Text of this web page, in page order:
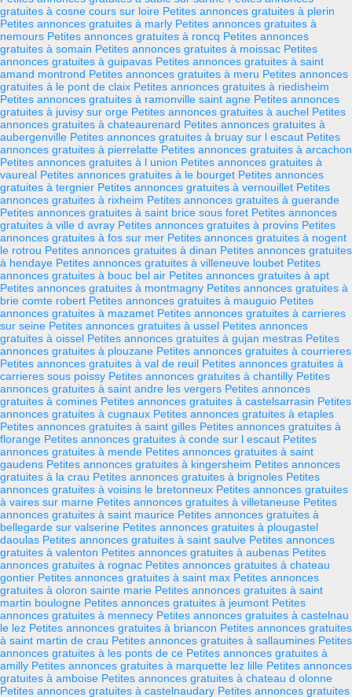
gratuites à cosne cours sur loire Petites annonces gratuites à plerin
Petites annonces gratuites à marly Petites annonces gratuites à
nemours Petites annonces gratuites à roncq Petites annonces
gratuites à somain Petites annonces gratuites à moissac Petites
annonces gratuites à guipavas Petites annonces gratuites à saint
amand montrond Petites annonces gratuites à meru Petites annonces
gratuites à le pont de claix Petites annonces gratuites à riedisheim
Petites annonces gratuites à ramonville saint agne Petites annonces
gratuites à juvisy sur orge Petites annonces gratuites à auchel Petites
annonces gratuites à chateaurenard Petites annonces gratuites à
aubergenville Petites annonces gratuites à bruay sur l escaut Petites
annonces gratuites à pierrelatte Petites annonces gratuites à arcachon
Petites annonces gratuites à l union Petites annonces gratuites à
vaureal Petites annonces gratuites à le bourget Petites annonces
gratuites à tergnier Petites annonces gratuites à vernouillet Petites
annonces gratuites à rixheim Petites annonces gratuites à guerande
Petites annonces gratuites à saint brice sous foret Petites annonces
gratuites à ville d avray Petites annonces gratuites à provins Petites
annonces gratuites à fos sur mer Petites annonces gratuites à nogent
le rotrou Petites annonces gratuites à dinan Petites annonces gratuites
à hendaye Petites annonces gratuites à villeneuve loubet Petites
annonces gratuites à bouc bel air Petites annonces gratuites à apt
Petites annonces gratuites à montmagny Petites annonces gratuites à
brie comte robert Petites annonces gratuites à mauguio Petites
annonces gratuites à mazamet Petites annonces gratuites à carrieres
sur seine Petites annonces gratuites à ussel Petites annonces
gratuites à oissel Petites annonces gratuites à gujan mestras Petites
annonces gratuites à plouzane Petites annonces gratuites à courrieres
Petites annonces gratuites à val de reuil Petites annonces gratuites à
carrieres sous poissy Petites annonces gratuites à chantilly Petites
annonces gratuites à saint andre les vergers Petites annonces
gratuites à comines Petites annonces gratuites à castelsarrasin Petites
annonces gratuites à cugnaux Petites annonces gratuites à etaples
Petites annonces gratuites à saint gilles Petites annonces gratuites à
florange Petites annonces gratuites à conde sur l escaut Petites
annonces gratuites à mende Petites annonces gratuites à saint
gaudens Petites annonces gratuites à kingersheim Petites annonces
gratuites à la crau Petites annonces gratuites à brignoles Petites
annonces gratuites à voisins le bretonneux Petites annonces gratuites
à vaires sur marne Petites annonces gratuites à villetaneuse Petites
annonces gratuites à saint maurice Petites annonces gratuites à
bellegarde sur valserine Petites annonces gratuites à plougastel
daoulas Petites annonces gratuites à saint saulve Petites annonces
gratuites à valenton Petites annonces gratuites à aubenas Petites
annonces gratuites à rognac Petites annonces gratuites à chateau
gontier Petites annonces gratuites à saint max Petites annonces
gratuites à oloron sainte marie Petites annonces gratuites à saint
martin boulogne Petites annonces gratuites à jeumont Petites
annonces gratuites à mennecy Petites annonces gratuites à castelnau
le lez Petites annonces gratuites à briancon Petites annonces gratuites
à saint martin de crau Petites annonces gratuites à sallaumines Petites
annonces gratuites à les ponts de ce Petites annonces gratuites à
amilly Petites annonces gratuites à marquette lez lille Petites annonces
gratuites à amboise Petites annonces gratuites à chateau d olonne
Petites annonces gratuites à castelnaudary Petites annonces gratuites